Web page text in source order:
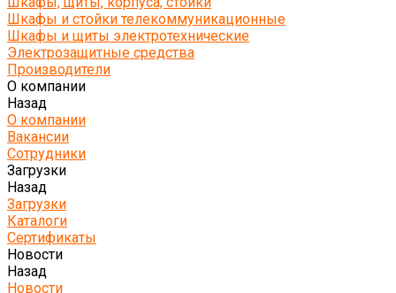
Шкафы и стойки телекоммуникационные
Шкафы и щиты электротехнические
Электрозащитные средства
Производители
О компании
Назад
О компании
Вакансии
Сотрудники
Загрузки
Назад
Загрузки
Каталоги
Сертификаты
Новости
Назад
Новости